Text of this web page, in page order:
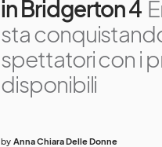
in Bridgerton 4
sta
spettatori con i
disponibili
by Anna Chiara Delle Donne